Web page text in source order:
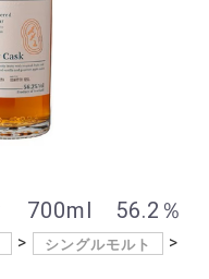
700ml 56.2％
シングルモルト